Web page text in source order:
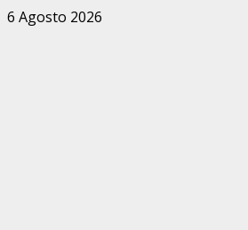
Zum
6 Agosto 2026